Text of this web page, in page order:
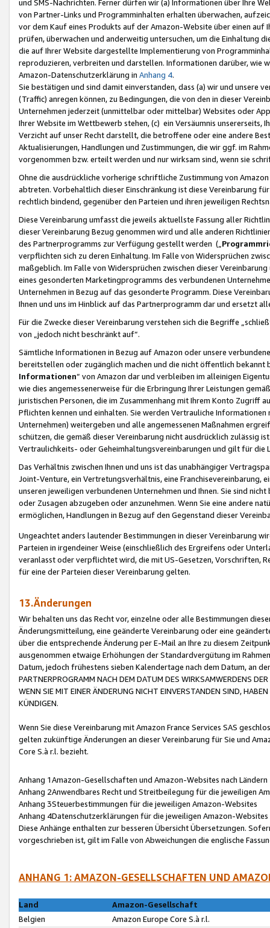
und SMS-Nachrichten. Ferner dürfen wir (a) Informationen über Ihre
von Partner-Links und Programminhalten erhalten überwachen,
vor dem Kauf eines Produkts auf der Amazon-Website über einen
prüfen, überwachen und anderweitig untersuchen, um die Einhaltung
die auf Ihrer Website dargestellte Implementierung von
reproduzieren, verbreiten und darstellen. Informationen darüber, wie
Amazon-Datenschutzerklärung in Anhang 4.
Sie bestätigen und sind damit einverstanden, dass (a) wir und
(Traffic) anregen können, zu Bedingungen, die von den in dieser
Unternehmen jederzeit (unmittelbar oder mittelbar) Websites oder
Ihrer Website im Wettbewerb stehen, (c) ein Versäumnis unsererseits,
Verzicht auf unser Recht darstellt, die betroffene oder eine andere
Aktualisierungen, Handlungen und Zustimmungen, die wir ggf. im
vorgenommen bzw. erteilt werden und nur wirksam sind, wenn sie
Ohne die ausdrückliche vorherige schriftliche Zustimmung von
abtreten. Vorbehaltlich dieser Einschränkung ist diese Vereinbarung
rechtlich bindend, gegenüber den Parteien und ihren jeweiligen
Diese Vereinbarung umfasst die jeweils aktuellste Fassung aller
dieser Vereinbarung Bezug genommen wird und alle anderen
des Partnerprogramms zur Verfügung gestellt werden („
verpflichten sich zu deren Einhaltung. Im Falle von Widersprüchen
maßgeblich. Im Falle von Widersprüchen zwischen dieser
eines gesonderten Marketingprogramms des verbundenen
Unternehmen in Bezug auf das gesonderte Programm. Diese
Ihnen und uns im Hinblick auf das Partnerprogramm dar und ersetzt
Für die Zwecke dieser Vereinbarung verstehen sich die Begriffe
von „jedoch nicht beschränkt auf“.
Sämtliche Informationen in Bezug auf Amazon oder unsere
bereitstellen oder zugänglich machen und die nicht öffentlich
Informationen“ von Amazon dar und verbleiben im alleinigen
wie dies angemessenerweise für die Erbringung Ihrer Leistungen
juristischen Personen, die im Zusammenhang mit Ihrem Konto
Pflichten kennen und einhalten. Sie werden Vertrauliche
Unternehmen) weitergeben und alle angemessenen Maßnahmen
schützen, die gemäß dieser Vereinbarung nicht ausdrücklich zulässig
Vertraulichkeits- oder Geheimhaltungsvereinbarungen und gilt für die
Das Verhältnis zwischen Ihnen und uns ist das unabhängiger
Joint-Venture, ein Vertretungsverhältnis, eine Franchisevereinbarung,
unseren jeweiligen verbundenen Unternehmen und Ihnen. Sie sind
oder Zusagen abzugeben oder anzunehmen. Wenn Sie eine andere
ermöglichen, Handlungen in Bezug auf den Gegenstand dieser
Ungeachtet anders lautender Bestimmungen in dieser Vereinbarung
Parteien in irgendeiner Weise (einschließlich des Ergreifens oder
veranlasst oder verpflichtet wird, die mit US-Gesetzen, Vorschriften,
für eine der Parteien dieser Vereinbarung gelten.
13.Änderungen
Wir behalten uns das Recht vor, einzelne oder alle Bestimmungen
Änderungsmitteilung, eine geänderte Vereinbarung oder eine
über die entsprechende Änderung per E-Mail an Ihre zu diesem
ausgenommen etwaige Erhöhungen der Standardvergütung im
Datum, jedoch frühestens sieben Kalendertage nach dem Datum, an
PARTNERPROGRAMM NACH DEM DATUM DES WIRKSAMWERDENS
WENN SIE MIT EINER ÄNDERUNG NICHT EINVERSTANDEN SIND,
KÜNDIGEN.
Wenn Sie diese Vereinbarung mit Amazon France Services SAS
gelten zukünftige Änderungen an dieser Vereinbarung für Sie und
Core S.à r.l. bezieht.
Anhang 1Amazon-Gesellschaften und Amazon-Websites nach Ländern
Anhang 2Anwendbares Recht und Streitbeilegung für die jeweiligen
Anhang 3Steuerbestimmungen für die jeweiligen Amazon-Websites
Anhang 4Datenschutzerklärungen für die jeweiligen Amazon-Websites
Diese Anhänge enthalten zur besseren Übersicht Übersetzungen.
vorgeschrieben ist, gilt im Falle von Abweichungen die englische
ANHANG 1: AMAZON-GESELLSCHAFTEN UND
Land
Amazon-Gesellschaft
Belgien
Amazon Europe Core S.à r.l.